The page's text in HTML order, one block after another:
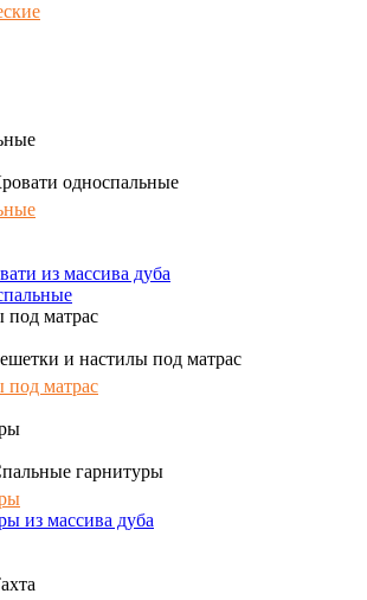
односпальные
из массива дуба
под матрас
и настилы под матрас
под матрас
гарнитуры
из массива дуба